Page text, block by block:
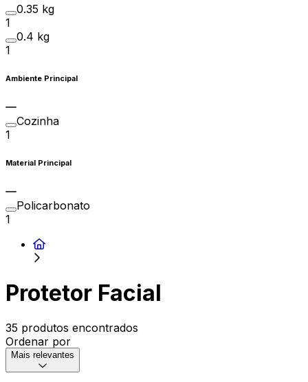
0.35 kg
1
0.4 kg
1
Ambiente Principal
Cozinha
1
Material Principal
Policarbonato
1
Protetor Facial
35 produtos encontrados
Ordenar por
Mais relevantes